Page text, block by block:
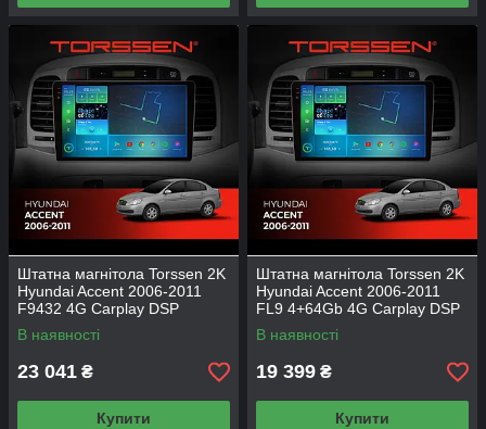
Штатна магнітола Torssen 2K
Hyundai Accent 2006-2011
F9432 4G Carplay DSP
В наявності
23 041 ₴
Купити
Штатна магнітола Torssen 2K
Hyundai Accent 2006-2011
FL9 4+64Gb 4G Carplay DSP
В наявності
19 399 ₴
Купити